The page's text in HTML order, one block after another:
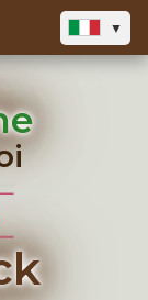
▼